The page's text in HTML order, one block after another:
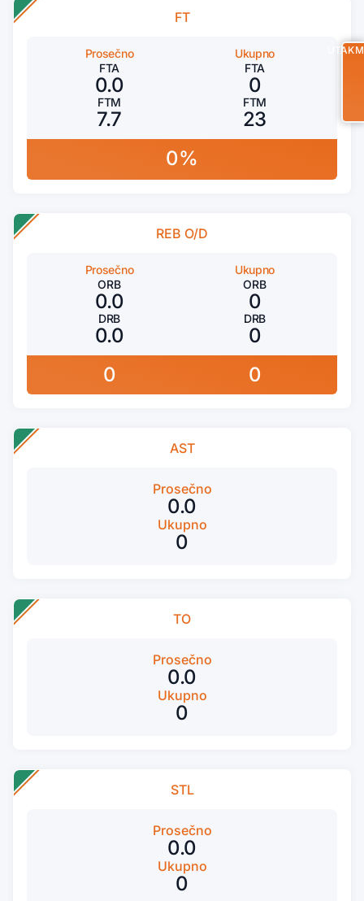
FT
Prosečno
FTA
0.0
FTM
7.7
Ukupno
FTA
0
FTM
23
0%
REB O/D
Prosečno
ORB
0.0
DRB
0.0
Ukupno
ORB
0
DRB
0
0
0
AST
Prosečno
0.0
Ukupno
0
TO
Prosečno
0.0
Ukupno
0
STL
Prosečno
0.0
Ukupno
0